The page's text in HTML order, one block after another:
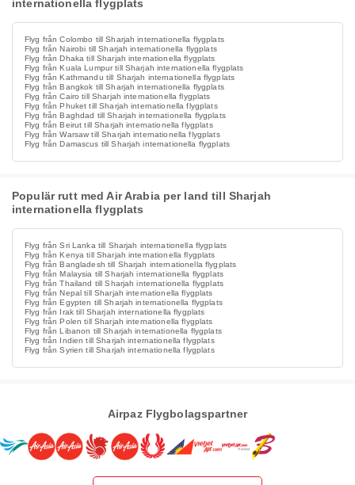
internationella flygplats
Flyg från Colombo till Sharjah internationella flygplats
Flyg från Nairobi till Sharjah internationella flygplats
Flyg från Dhaka till Sharjah internationella flygplats
Flyg från Kuala Lumpur till Sharjah internationella flygplats
Flyg från Kathmandu till Sharjah internationella flygplats
Flyg från Bangkok till Sharjah internationella flygplats
Flyg från Cairo till Sharjah internationella flygplats
Flyg från Phuket till Sharjah internationella flygplats
Flyg från Baghdad till Sharjah internationella flygplats
Flyg från Beirut till Sharjah internationella flygplats
Flyg från Warsaw till Sharjah internationella flygplats
Flyg från Damascus till Sharjah internationella flygplats
Populär rutt med Air Arabia per land till Sharjah
internationella flygplats
Flyg från Sri Lanka till Sharjah internationella flygplats
Flyg från Kenya till Sharjah internationella flygplats
Flyg från Bangladesh till Sharjah internationella flygplats
Flyg från Malaysia till Sharjah internationella flygplats
Flyg från Thailand till Sharjah internationella flygplats
Flyg från Nepal till Sharjah internationella flygplats
Flyg från Egypten till Sharjah internationella flygplats
Flyg från Irak till Sharjah internationella flygplats
Flyg från Polen till Sharjah internationella flygplats
Flyg från Libanon till Sharjah internationella flygplats
Flyg från Indien till Sharjah internationella flygplats
Flyg från Syrien till Sharjah internationella flygplats
Airpaz Flygbolagspartner